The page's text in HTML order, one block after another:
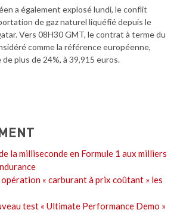
a également explosé lundi, le conflit
de gaz naturel liquéfié depuis le
Vers 08H30 GMT, le contrat à terme du
comme la référence européenne,
plus de 24%, à 39,915 euros.
la milliseconde en Formule 1 aux milliers
opération « carburant à prix coûtant » les
test « Ultimate Performance Demo »